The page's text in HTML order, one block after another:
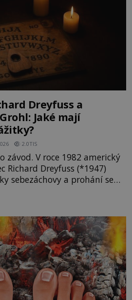
Dreyfuss a
Jaké mají
2.0TIS
závod. V roce 1982 americký
Richard Dreyfuss (*1947)
sebezáchovy a prohání se
jako utržený ze
katastrofou, když to Dreyfuss
kokain. Tímto